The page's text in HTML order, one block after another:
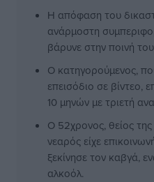
Η απόφαση του
ανάρμοστη
βάρυνε στην ποινή
Ο κατηγορούμενος,
επεισόδιο σε βίντεο,
10 μηνών με τριετή
Ο 52χρονος, θείος
νεαρός είχε
ξεκίνησε τον καβγά,
αλκοόλ.